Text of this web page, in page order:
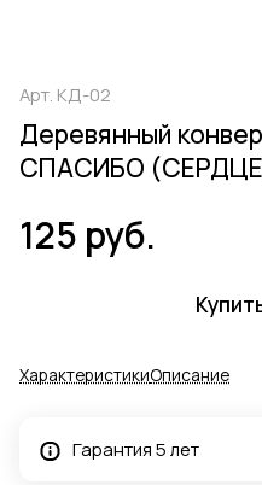
Арт. КД-02
Деревянный
СПАСИБО
125 руб.
ХарактеристикиОписание
Гарантия 5 лет